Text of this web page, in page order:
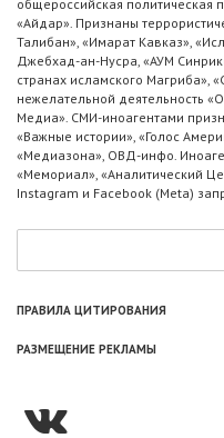
общероссийская политическая
«Айдар». Признаны
Талибан», «Имарат Кавказ»,
Джебхад-ан-Нусра, «АУМ
странах исламского Магриба»,
нежелательной деятельность
Медиа». СМИ-иноагентами
«Важные истории», «Голос
«Медиазона», ОВД-инфо.
«Мемориал», «Аналитический
Instagram и Facebook (Metа)
ПРАВИЛА ЦИТИРОВАНИЯ
РАЗМЕЩЕНИЕ РЕКЛАМЫ